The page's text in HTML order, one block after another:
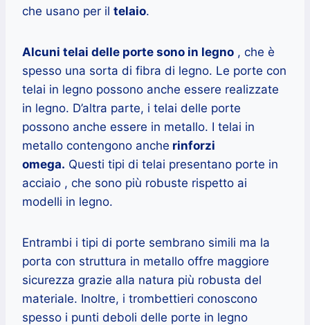
che usano per il telaio.
Alcuni telai delle porte sono in legno , che è
spesso una sorta di fibra di legno. Le porte con
telai in legno possono anche essere realizzate
in legno. D’altra parte, i telai delle porte
possono anche essere in metallo. I telai in
metallo contengono anche rinforzi
omega. Questi tipi di telai presentano porte in
acciaio , che sono più robuste rispetto ai
modelli in legno.
Entrambi i tipi di porte sembrano simili ma la
porta con struttura in metallo offre maggiore
sicurezza grazie alla natura più robusta del
materiale. Inoltre, i trombettieri conoscono
spesso i punti deboli delle porte in legno